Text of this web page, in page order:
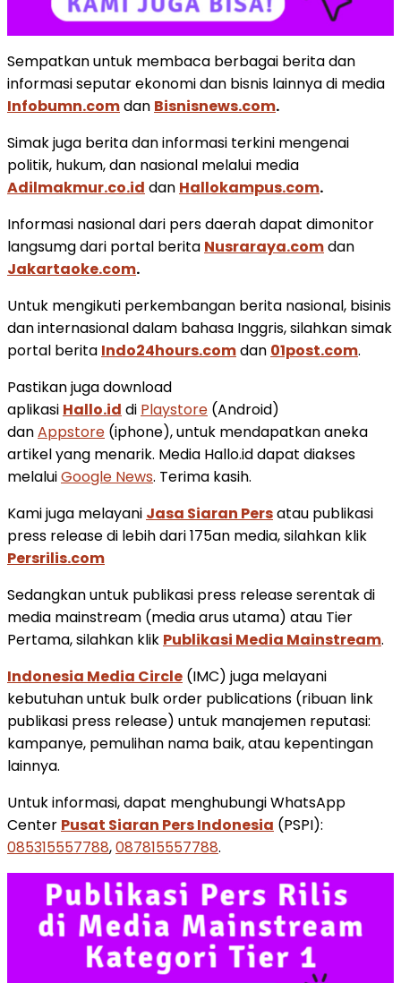
Sempatkan untuk membaca berbagai berita dan
informasi seputar ekonomi dan bisnis lainnya di media
Infobumn.comdan Bisnisnews.com.
Simak juga berita dan informasi terkini mengenai
politik, hukum, dan nasional melalui media
Adilmakmur.co.id dan Hallokampus.com.
Informasi nasional dari pers daerah dapat dimonitor
langsumg dari portal berita Nusraraya.comdan
Jakartaoke.com.
Untuk mengikuti perkembangan berita nasional, bisinis
dan internasional dalam bahasa Inggris, silahkan simak
portal berita Indo24hours.comdan 01post.com.
Pastikan juga download
aplikasi Hallo.id di Playstore (Android)
danAppstore (iphone), untuk mendapatkan aneka
artikel yang menarik. Media Hallo.id dapat diakses
melaluiGoogle News. Terima kasih.
Kami juga melayani Jasa Siaran Persatau publikasi
press release di lebih dari 175an media, silahkan klik
Persrilis.com
Sedangkan untuk publikasi press release serentak di
media mainstream (media arus utama) atau Tier
Pertama, silahkan klik Publikasi Media Mainstream.
Indonesia Media Circle (IMC) juga melayani
kebutuhan untuk bulk order publications (ribuan link
publikasi press release) untuk manajemen reputasi:
kampanye, pemulihan nama baik, atau kepentingan
lainnya.
Untuk informasi, dapat menghubungi WhatsApp
Center Pusat Siaran Pers Indonesia (PSPI):
085315557788,087815557788.